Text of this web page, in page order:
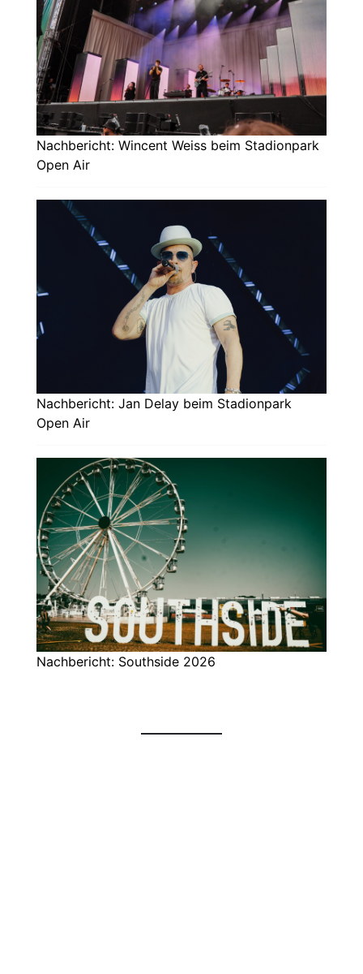
Nachbericht: Wincent Weiss beim Stadionpark
Open Air
Nachbericht: Jan Delay beim Stadionpark
Open Air
Nachbericht: Southside 2026